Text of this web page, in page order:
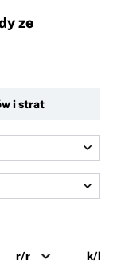
ze
i strat
r/r k/k